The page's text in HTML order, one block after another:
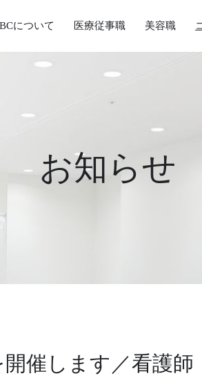
について 医療従事職 美容職
お知らせ
催します／看護師